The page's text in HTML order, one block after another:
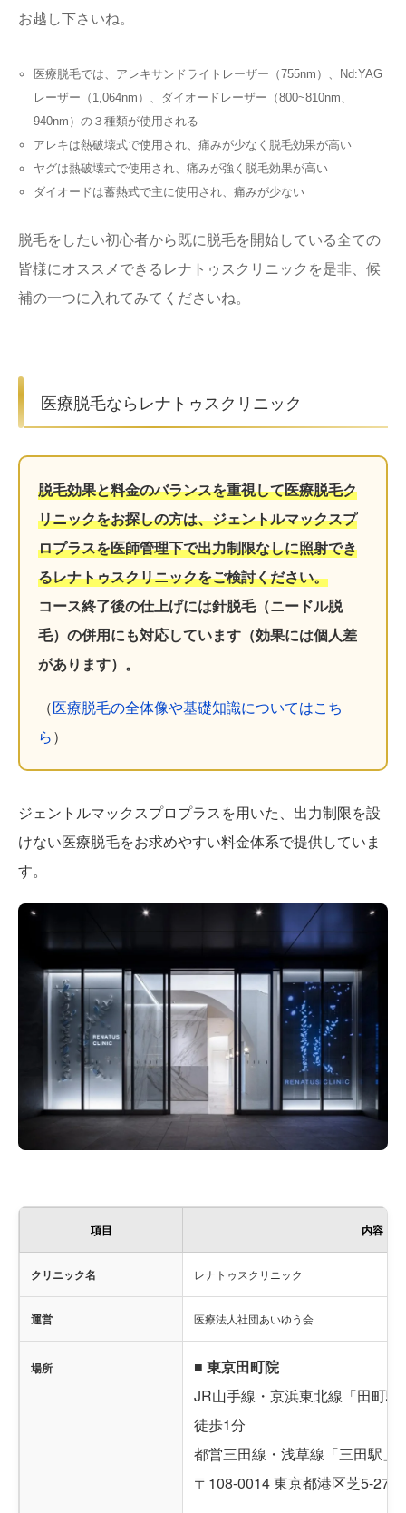
お越し下さいね。
医療脱毛では、アレキサンドライトレーザー（755nm）、Nd:YAG
レーザー（1,064nm）、ダイオードレーザー（800~810nm、
940nm）の３種類が使用される
アレキは熱破壊式で使用され、痛みが少なく脱毛効果が高い
ヤグは熱破壊式で使用され、痛みが強く脱毛効果が高い
ダイオードは蓄熱式で主に使用され、痛みが少ない
脱毛をしたい初心者から既に脱毛を開始している全ての
皆様にオススメできるレナトゥスクリニックを是非、候
補の一つに入れてみてくださいね。
医療脱毛ならレナトゥスクリニック
脱毛効果と料金のバランスを重視して医療脱毛ク
リニックをお探しの方は、ジェントルマックスプ
ロプラスを医師管理下で出力制限なしに照射でき
るレナトゥスクリニックをご検討ください。
コース終了後の仕上げには針脱毛（ニードル脱
毛）の併用にも対応しています（効果には個人差
があります）。
（医療脱毛の全体像や基礎知識についてはこち
ら）
ジェントルマックスプロプラスを用いた、出力制限を設
けない医療脱毛をお求めやすい料金体系で提供していま
す。
項目 内容
クリニック名 レナトゥスクリニック
運営 医療法人社団あいゆう会
場所
■ 東京田町院
JR山手線・京浜東北線「田町
徒歩1分
都営三田線・浅草線「三田駅」
〒108-0014 東京都港区芝5-27-